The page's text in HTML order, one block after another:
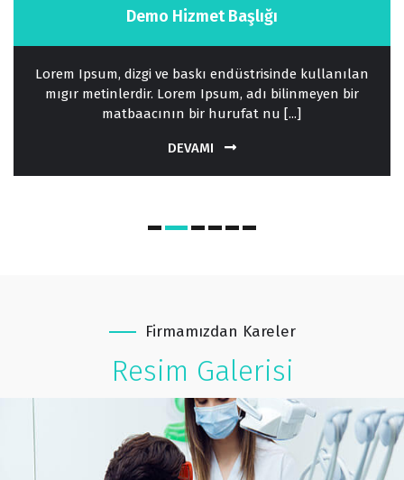
Demo Hizmet Başlığı
Lorem Ipsum, dizgi ve baskı endüstrisinde kullanılan
mıgır metinlerdir. Lorem Ipsum, adı bilinmeyen bir
matbaacının bir hurufat nu [...]
DEVAMI
Firmamızdan Kareler
Resim Galerisi